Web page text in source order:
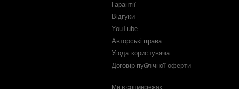
Гарантії
Відгуки
YouTube
Авторські права
Угода користувача
Договір публічної оферти
Ми в соцмережах